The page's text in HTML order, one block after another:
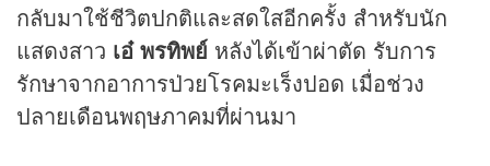
กลับมาใช้ชีวิตปกติและสดใสอีกครั้ง สำหรับนัก
แสดงสาว เอ๋ พรทิพย์ หลังได้เข้าผ่าตัด รับการ
รักษาจากอาการป่วยโรคมะเร็งปอด เมื่อช่วง
ปลายเดือนพฤษภาคมที่ผ่านมา